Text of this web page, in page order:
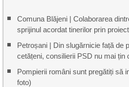
Comuna Blăjeni | Colaborarea
sprijinul acordat tinerilor prin
Petroșani | Din slugărnicie față de
cetățeni, consilierii PSD nu mai țin
Pompierii români sunt pregătiți să
foto)